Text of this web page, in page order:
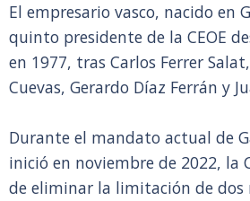
El empresario vasco, nacido en
quinto presidente de la CEOE
en 1977, tras Carlos Ferrer
Cuevas, Gerardo Díaz Ferrán y
Durante el mandato actual de
inició en noviembre de 2022, la
de eliminar la limitación de dos